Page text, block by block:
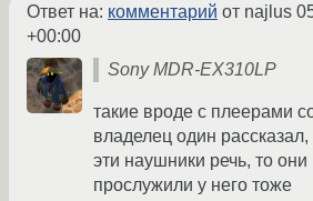
Ответ на: комментарий от najlus
+00:00
Sony MDR-EX310LP
такие вроде с плеерами
владелец один
эти наушники речь, то они
прослужили у него тоже